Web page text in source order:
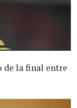
de la final entre